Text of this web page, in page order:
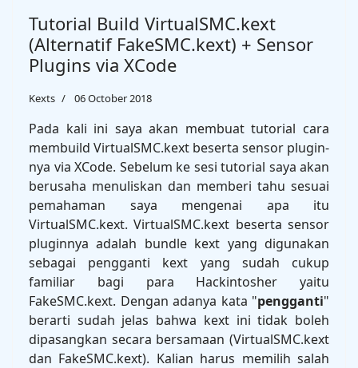
Tutorial Build VirtualSMC.kext
(Alternatif FakeSMC.kext) + Sensor
Plugins via XCode
Kexts 06 October 2018
Pada kali ini saya akan membuat tutorial cara
membuild VirtualSMC.kext beserta sensor plugin-
nya via XCode. Sebelum ke sesi tutorial saya akan
berusaha menuliskan dan memberi tahu sesuai
pemahaman saya mengenai apa itu
VirtualSMC.kext. VirtualSMC.kext beserta sensor
pluginnya adalah bundle kext yang digunakan
sebagai pengganti kext yang sudah cukup
familiar bagi para Hackintosher yaitu
FakeSMC.kext. Dengan adanya kata "pengganti"
berarti sudah jelas bahwa kext ini tidak boleh
dipasangkan secara bersamaan (VirtualSMC.kext
dan FakeSMC.kext). Kalian harus memilih salah